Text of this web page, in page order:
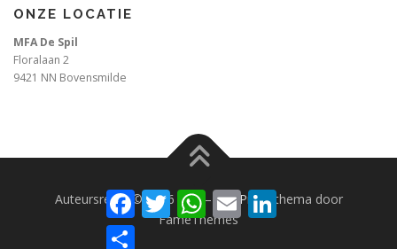
ONZE LOCATIE
MFA De Spil
Floralaan 2
9421 NN Bovensmilde
Auteursrecht © 2026 WIK – OnePressthema door
FameThemes
FacebookTwitter WhatsApp
Email LinkedIn